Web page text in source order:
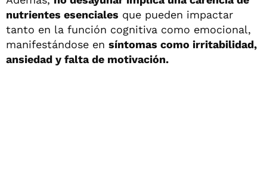
nutrientes esenciales que pueden impactar
tanto en la función cognitiva como emocional,
manifestándose en síntomas como irritabilidad,
ansiedad y falta de motivación.